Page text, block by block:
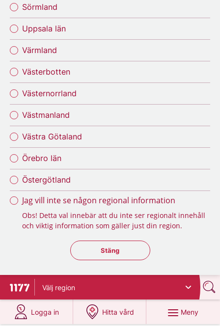
Sörmland
Uppsala län
Värmland
Västerbotten
Västernorrland
Västmanland
Västra Götaland
Örebro län
Östergötland
Jag vill inte se någon regional information
Obs! Detta val innebär att du inte ser regionalt innehåll
och viktig information som gäller just din region.
Stäng regionsväljaren
Stäng
Till startsidan för 1177
Välj region
Logga in
på 1177.se
Hitta vård
på 1177.se
Meny